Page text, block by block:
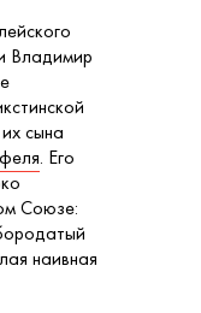
Владимир
сына
. Его
Союзе:
наивная